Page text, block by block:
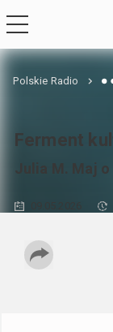
Polskie Radio
Ferment
Julia M. Maj